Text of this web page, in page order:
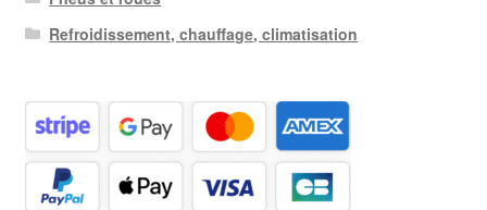
Refroidissement, chauffage, climatisation